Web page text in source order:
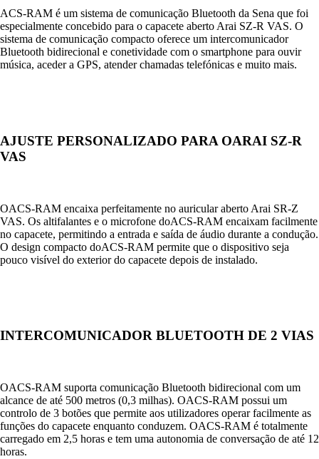
ACS-RAM é um sistema de comunicação Bluetooth da Sena que foi
especialmente concebido para o capacete aberto Arai SZ-R VAS. O
sistema de comunicação compacto oferece um intercomunicador
Bluetooth bidirecional e conetividade com o smartphone para ouvir
música, aceder a GPS, atender chamadas telefónicas e muito mais.
AJUSTE PERSONALIZADO PARA OARAI SZ-R
VAS
OACS-RAM encaixa perfeitamente no auricular aberto Arai SR-Z
VAS. Os altifalantes e o microfone doACS-RAM encaixam facilmente
no capacete, permitindo a entrada e saída de áudio durante a condução.
O design compacto doACS-RAM permite que o dispositivo seja
pouco visível do exterior do capacete depois de instalado.
INTERCOMUNICADOR BLUETOOTH DE 2 VIAS
OACS-RAM suporta comunicação Bluetooth bidirecional com um
alcance de até 500 metros (0,3 milhas). OACS-RAM possui um
controlo de 3 botões que permite aos utilizadores operar facilmente as
funções do capacete enquanto conduzem. OACS-RAM é totalmente
carregado em 2,5 horas e tem uma autonomia de conversação de até 12
horas.